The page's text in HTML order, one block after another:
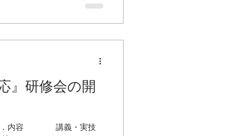
不登校児童・生徒の低年
』研修会の開
３．内容 講義・実技